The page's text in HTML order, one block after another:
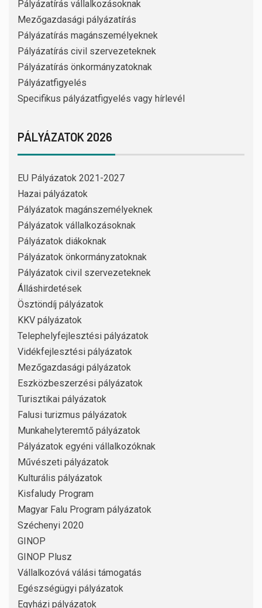
Pályázatírás vállalkozásoknak
Mezőgazdasági pályázatírás
Pályázatírás magánszemélyeknek
Pályázatírás civil szervezeteknek
Pályázatírás önkormányzatoknak
Pályázatfigyelés
Specifikus pályázatfigyelés vagy hírlevél
PÁLYÁZATOK 2026
EU Pályázatok 2021-2027
Hazai pályázatok
Pályázatok magánszemélyeknek
Pályázatok vállalkozásoknak
Pályázatok diákoknak
Pályázatok önkormányzatoknak
Pályázatok civil szervezeteknek
Álláshirdetések
Ösztöndíj pályázatok
KKV pályázatok
Telephelyfejlesztési pályázatok
Vidékfejlesztési pályázatok
Mezőgazdasági pályázatok
Eszközbeszerzési pályázatok
Turisztikai pályázatok
Falusi turizmus pályázatok
Munkahelyteremtő pályázatok
Pályázatok egyéni vállalkozóknak
Művészeti pályázatok
Kulturális pályázatok
Kisfaludy Program
Magyar Falu Program pályázatok
Széchenyi 2020
GINOP
GINOP Plusz
Vállalkozóvá válási támogatás
Egészségügyi pályázatok
Egyházi pályázatok